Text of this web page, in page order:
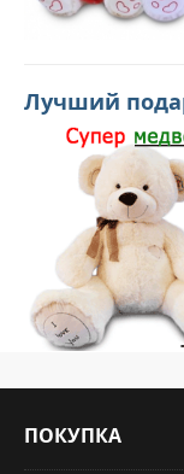
Лучший
ПОКУПКА